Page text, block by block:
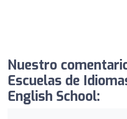
Nuestro
Escuelas de
English School: